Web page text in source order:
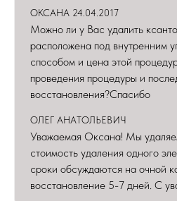
ОКСАНА 24.04.2017
Можно ли у Вас удалить
расположена под внутренним
способом и цена этой
проведения процедуры и
восстановления?Спасибо
ОЛЕГ АНАТОЛЬЕВИЧ
Уважаемая Оксана! Мы
стоимость удаления одного
сроки обсуждаются на очной
восстановление 5-7 дней. С